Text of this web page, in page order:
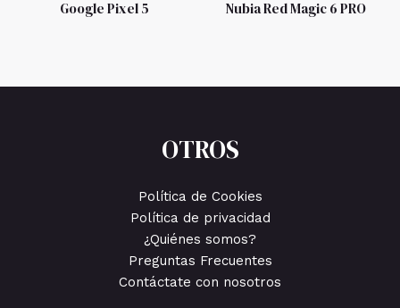
Google Pixel 5 Nubia Red Magic 6 PRO
OTROS
Política de Cookies
Política de privacidad
¿Quiénes somos?
Preguntas Frecuentes
Contáctate con nosotros